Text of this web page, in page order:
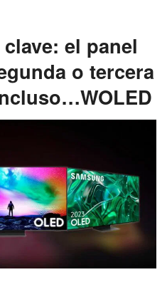
el panel
o tercera